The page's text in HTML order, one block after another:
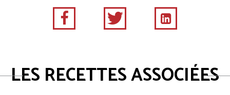
LES RECETTES ASSOCIÉES